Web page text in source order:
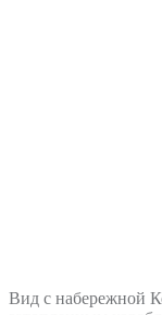
Вид c набережной